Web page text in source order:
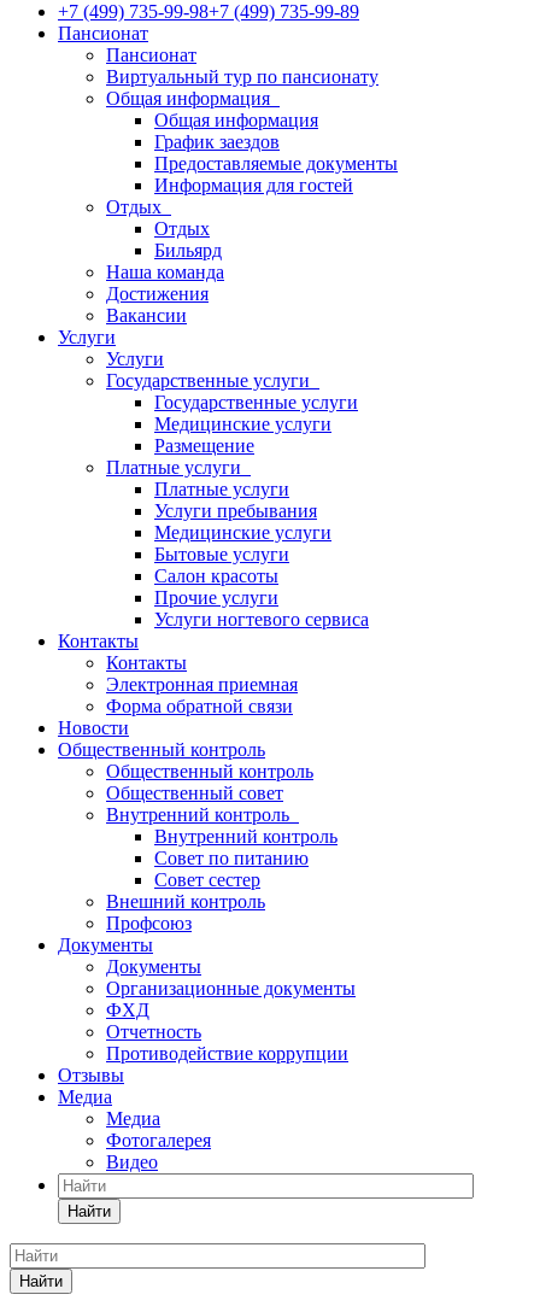
+7 (499) 735-99-98+7 (499) 735-99-89
Пансионат
Пансионат
Виртуальный тур по пансионату
Общая информация
Общая информация
График заездов
Предоставляемые документы
Информация для гостей
Отдых
Отдых
Бильярд
Наша команда
Достижения
Вакансии
Услуги
Услуги
Государственные услуги
Государственные услуги
Медицинские услуги
Размещение
Платные услуги
Платные услуги
Услуги пребывания
Медицинские услуги
Бытовые услуги
Салон красоты
Прочие услуги
Услуги ногтевого сервиса
Контакты
Контакты
Электронная приемная
Форма обратной связи
Новости
Общественный контроль
Общественный контроль
Общественный совет
Внутренний контроль
Внутренний контроль
Совет по питанию
Совет сестер
Внешний контроль
Профсоюз
Документы
Документы
Организационные документы
ФХД
Отчетность
Противодействие коррупции
Отзывы
Медиа
Медиа
Фотогалерея
Видео
Найти
Найти